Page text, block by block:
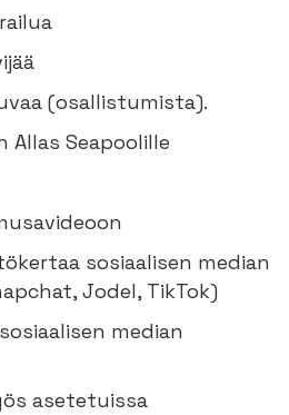
(osallistumista).
Allas Seapoolille
sosiaalisen median
Jodel, TikTok)
median
asetetuissa